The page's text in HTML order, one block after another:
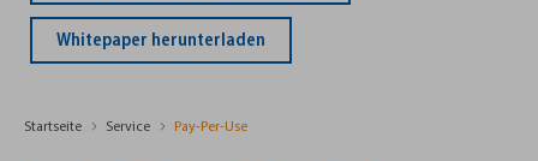
Whitepaper herunterladen
Startseite Service Pay-Per-Use